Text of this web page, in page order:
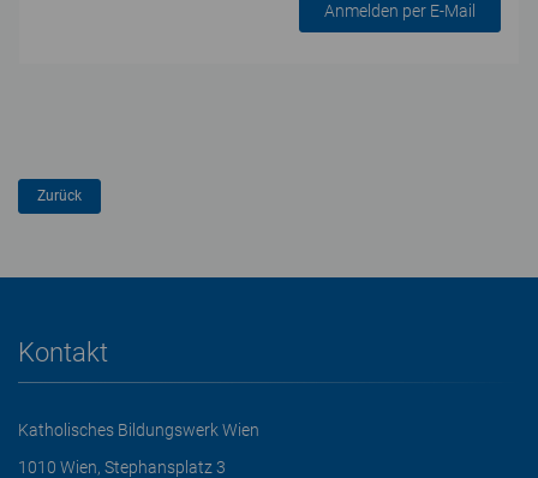
Anmelden per E-Mail
Kontakt
Katholisches Bildungswerk Wien
1010 Wien, Stephansplatz 3